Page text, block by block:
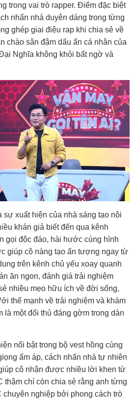
trong vai trò rapper. Điểm đặc biệt
nhấn nhá duyên dáng trong từng
ghép giai điệu rap khi chia sẻ về
chào sân đậm dấu ấn cá nhân của
Nghĩa không khỏi bất ngờ và
xuất hiện của nhà sáng tạo nội
khán giả biết đến qua kênh
gọi độc đáo, hài hước cùng hình
giúp cô nàng tạo ấn tượng ngay từ
trên kênh chủ yếu xoay quanh
ăn ngon, đánh giá trải nghiệm
nhiều mẹo hữu ích về đời sống,
thế mạnh về trải nghiệm và khám
là một đối thủ đáng gờm trong dàn
nổi bật trong bộ vest hồng cùng
ấm áp, cách nhấn nhá tự nhiên
cô nhận được nhiều lời khen từ
thậm chí còn chia sẻ rằng anh từng
chuyên nghiệp bởi phong cách trò